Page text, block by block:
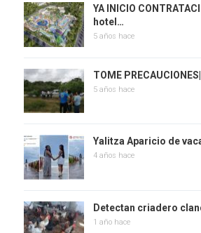
YA INICIO
hotel…
5 años hace
TOME
5 años hace
Yalitza Aparicio de
4 años hace
Detectan criadero
1 año hace